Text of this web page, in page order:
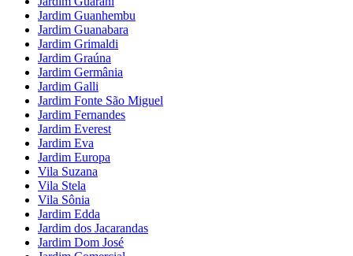
Jardim Guanhembu
Jardim Guanabara
Jardim Grimaldi
Jardim Graúna
Jardim Germânia
Jardim Galli
Jardim Fonte São Miguel
Jardim Fernandes
Jardim Everest
Jardim Eva
Jardim Europa
Vila Suzana
Vila Stela
Vila Sônia
Jardim Edda
Jardim dos Jacarandas
Jardim Dom José